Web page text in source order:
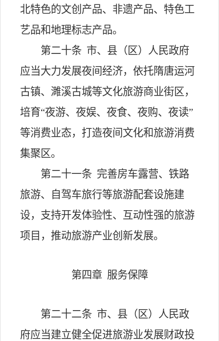
北特色的文创产品、非遗产品、特色工
艺品和地理标志产品。
第二十条 市、县（区）人民政府
应当大力发展夜间经济，依托隋唐运河
古镇、濉溪古城等文化旅游商业街区，
培育“夜游、夜娱、夜食、夜购、夜读”
等消费业态，打造夜间文化和旅游消费
集聚区。
第二十一条 完善房车露营、铁路
旅游、自驾车旅行等旅游配套设施建
设，支持开发体验性、互动性强的旅游
项目，推动旅游产业创新发展。
第四章 服务保障
第二十二条 市、县（区）人民政
府应当建立健全促进旅游业发展财政投